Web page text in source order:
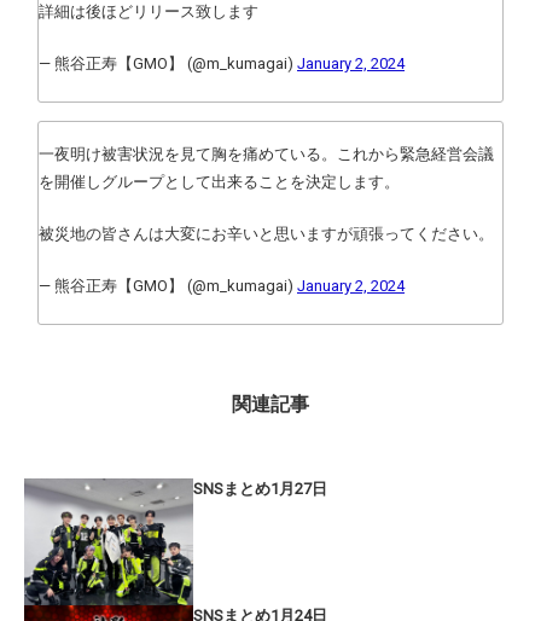
詳細は後ほどリリース致します
— 熊谷正寿【GMO】 (@m_kumagai) January 2, 2024
一夜明け被害状況を見て胸を痛めている。これから緊急経営会議
を開催しグループとして出来ることを決定します。
被災地の皆さんは大変にお辛いと思いますが頑張ってください。
— 熊谷正寿【GMO】 (@m_kumagai) January 2, 2024
関連記事
SNSまとめ1月27日
SNSまとめ1月24日